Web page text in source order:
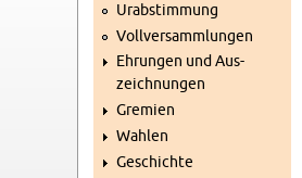
Ur­ab­stim­mung
Voll­ver­samm­lun­gen
Eh­run­gen und Aus­
zeich­nun­gen
Gre­mi­en
Wah­len
Ge­schich­te